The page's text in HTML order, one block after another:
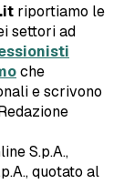
riportiamo le
settori ad
che
e scrivono
S.p.A.,
quotato al